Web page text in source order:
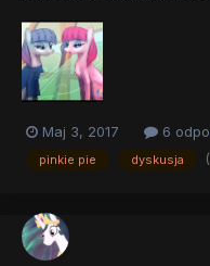
odcinek. Warto by się
przede wszystkim jak ten
Maj 3, 2017 6
pinkie pie dyskusja